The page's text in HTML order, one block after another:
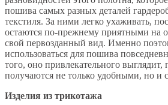
пошива самых разных деталей
текстиля. За ними легко ухаживать,
остаются по-прежнему приятными на
свой первозданный вид. Именно
использоваться для пошива
того, оно привлекательного
получаются не только удобными, но и
Изделия из трикотажа